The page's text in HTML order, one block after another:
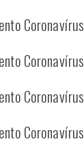
Coronavírus
Coronavírus
Coronavírus
Coronavírus